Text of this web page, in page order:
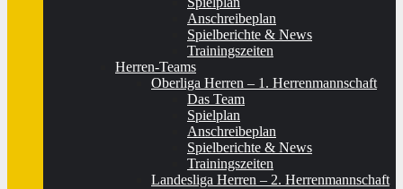
Anschreibeplan
Spielberichte & News
Trainingszeiten
Herren-Teams
Oberliga Herren – 1. Herrenmannschaft
Das Team
Spielplan
Anschreibeplan
Spielberichte & News
Trainingszeiten
Landesliga Herren – 2. Herrenmannschaft